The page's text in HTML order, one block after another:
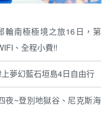
輪南極極境之旅16日，第
、全程小費!!
夢幻藍石垣島4日自由行
夜~登別地獄谷、尼克斯海